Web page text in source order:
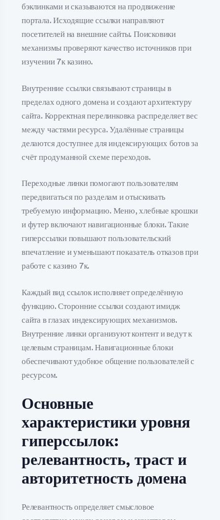
бэклинками и сказываются на продвижение
портала. Исходящие ссылки направляют
посетителей на внешние сайты. Поисковики
механизмы проверяют качество источников при
изучении 7к казино.
Внутренние ссылки связывают страницы в
пределах одного домена и создают архитектуру
сайта. Корректная перелинковка распределяет вес
между частями ресурса. Удалённые страницы
делаются доступнее для индексирующих ботов за
счёт продуманной схеме переходов.
Переходные линки помогают пользователям
передвигаться по разделам и отыскивать
требуемую информацию. Меню, хлебные крошки
и футер включают навигационные блоки. Такие
гиперссылки повышают пользовательский
впечатление и уменьшают показатель отказов при
работе с казино 7к.
Каждый вид ссылок исполняет определённую
функцию. Сторонние ссылки создают имидж
сайта в глазах индексирующих механизмов.
Внутренние линки организуют контент и ведут к
целевым страницам. Навигационные блоки
обеспечивают удобное общение пользователей с
ресурсом.
Основные
характеристики уровня
гиперссылок:
релевантность, траст и
авторитетность домена
Релевантность определяет смысловое